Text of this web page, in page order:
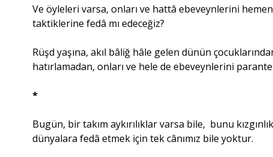
Ve öyleleri varsa, onları ve hattâ ebeveynlerini
taktiklerine fedâ mı edeceğiz?
Rüşd yaşına, akıl bâliğ hâle gelen dünün
hatırlamadan, onları ve hele de ebeveynlerini
*
Bugün, bir takım aykırılıklar varsa bile, bunu
dünyalara fedâ etmek için tek cânımız bile yoktur.